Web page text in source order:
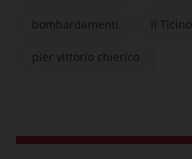
bombardamenti Il Ticino
pier vittorio chierico